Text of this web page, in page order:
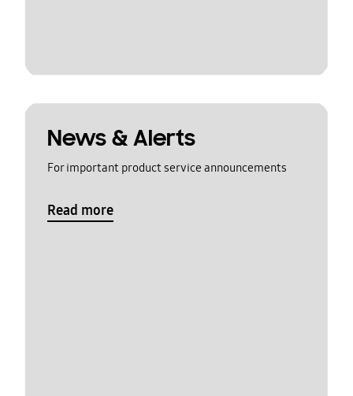
News & Alerts
For important product service announcements
Read more